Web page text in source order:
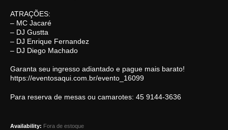
ATRAÇÕES:
– MC Jacaré
– DJ Gustta
– DJ Enrique Fernandez
– DJ Diego Machado
Garanta seu ingresso adiantado e pague mais barato!
https://eventosaqui.com.br/evento_16099
Para reserva de mesas ou camarotes: 45 9144-3636
Availability: Fora de estoque